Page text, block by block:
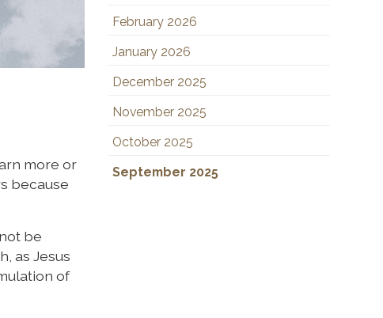
more or
because
be
as Jesus
of
February 2026
January 2026
December 2025
November 2025
October 2025
September 2025